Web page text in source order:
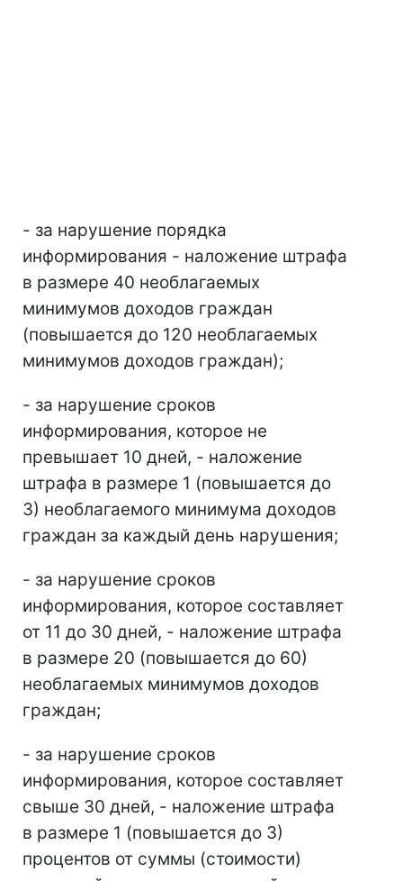
- за нарушение порядка
информирования - наложение штрафа
в размере 40 необлагаемых
минимумов доходов граждан
(повышается до 120 необлагаемых
минимумов доходов граждан);
- за нарушение сроков
информирования, которое не
превышает 10 дней, - наложение
штрафа в размере 1 (повышается до
3) необлагаемого минимума доходов
граждан за каждый день нарушения;
- за нарушение сроков
информирования, которое составляет
от 11 до 30 дней, - наложение штрафа
в размере 20 (повышается до 60)
необлагаемых минимумов доходов
граждан;
- за нарушение сроков
информирования, которое составляет
свыше 30 дней, - наложение штрафа
в размере 1 (повышается до 3)
процентов от суммы (стоимости)